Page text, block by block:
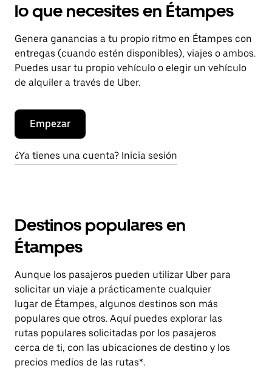
lo que necesites en Étampes
Genera ganancias a tu propio ritmo en Étampes con
entregas (cuando estén disponibles), viajes o ambos.
Puedes usar tu propio vehículo o elegir un vehículo
de alquiler a través de Uber.
Empezar
¿Ya tienes una cuenta? Inicia sesión
Destinos populares en
Étampes
Aunque los pasajeros pueden utilizar Uber para
solicitar un viaje a prácticamente cualquier
lugar de Étampes, algunos destinos son más
populares que otros. Aquí puedes explorar las
rutas populares solicitadas por los pasajeros
cerca de ti, con las ubicaciones de destino y los
precios medios de las rutas*.